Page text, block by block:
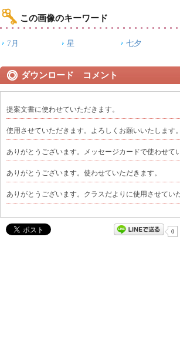
この画像のキーワード
7月 星 七夕
ダウンロード コメント
提案文書に使わせていただきます。
使用させていただきます。よろしくお願いいたします。
ありがとうございます。メッセージカードで使わせて
ありがとうございます。使わせていただきます。
ありがとうございます。クラスだよりに使用させてい
0